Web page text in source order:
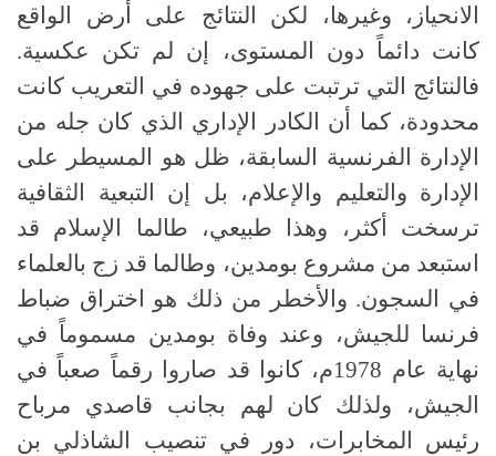
الانحياز، وغيرها، لكن النتائج على أرض الواقع
كانت دائماً دون المستوى، إن لم تكن عكسية.
فالنتائج التي ترتبت على جهوده في التعريب كانت
محدودة، كما أن الكادر الإداري الذي كان جله من
الإدارة الفرنسية السابقة، ظل هو المسيطر على
الإدارة والتعليم والإعلام، بل إن التبعية الثقافية
ترسخت أكثر، وهذا طبيعي، طالما الإسلام قد
استبعد من مشروع بومدين، وطالما قد زج بالعلماء
في السجون. والأخطر من ذلك هو اختراق ضباط
فرنسا للجيش، وعند وفاة بومدين مسموماً في
نهاية عام 1978م، كانوا قد صاروا رقماً صعباً في
الجيش، ولذلك كان لهم بجانب قاصدي مرباح
رئيس المخابرات، دور في تنصيب الشاذلي بن